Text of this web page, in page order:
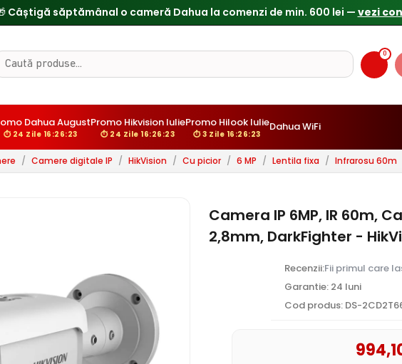
🔥Reduceri de pana la 25% doar in luna iulie → Vezi ofertele
0
Dahua August
⏱ 24 Zile 16:26:21
Promo Hikvision Iulie
⏱ 24 Zile 16:26:21
Promo Hilook Iulie
⏱ 3 Zile 16:26:21
Dahua WiFi
/ Camere digitale IP / HikVision / Cu picior / 6 MP / Lentila fixa / Infrarosu 60m
Camera IP 6MP, IR 60m,
2,8mm, DarkFighter -
Recenzii:Fii primul care
Garantie: 24 luni
Cod produs: DS-
994